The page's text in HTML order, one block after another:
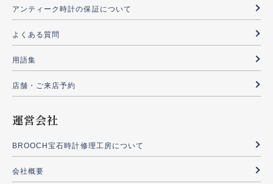
アンティーク時計の保証について
よくある質問
用語集
店舗・ご来店予約
運営会社
BROOCH宝石時計修理工房について
会社概要